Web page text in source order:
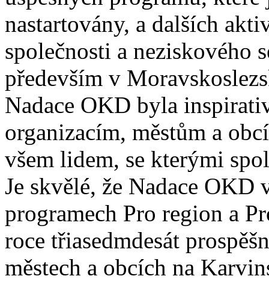
nastartovány, a dalších
společnosti a neziskového
především v
Nadace OKD byla
organizacím, městům a
všem lidem, se kterými
Je skvělé, že Nadace
programech Pro region a
roce třiasedmdesát
městech a obcích na